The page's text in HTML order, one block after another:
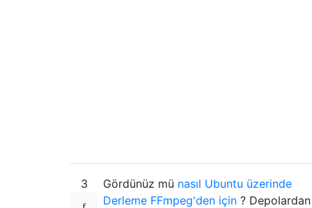
3 Gördünüz mü nasıl Ubuntu üzerinde
Derleme FFmpeg'den için ? Depolardan